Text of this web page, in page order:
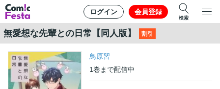
ログイン 会員登録
検索
無愛想な先輩との日常【同人版】 割引
鳥原習
1巻 まで配信中